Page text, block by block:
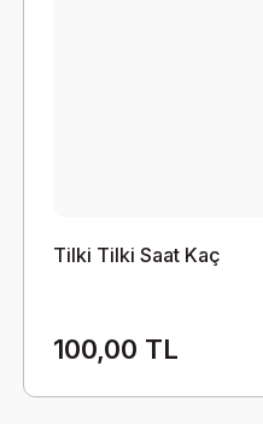
Tilki Tilki Saat Kaç
100,00 TL